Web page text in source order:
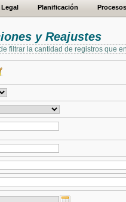
Legal Planificación Procesos
y Reajustes
filtrar la cantidad de registros que